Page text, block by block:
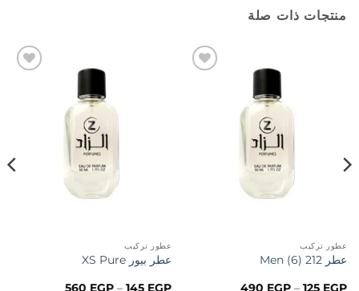
منتجات ذات صلة
عطور تركيب
عطر 212 (6) Men
125 EGP
–
490 EGP
نطاق
عطور تركيب
عطر بيور XS Pure
145 EGP
–
560 EGP
نطاق